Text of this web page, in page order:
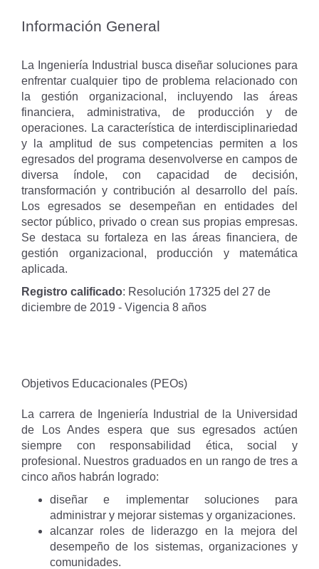
Información General
La Ingeniería Industrial busca diseñar soluciones para
enfrentar cualquier tipo de problema relacionado con
la gestión organizacional, incluyendo las áreas
financiera, administrativa, de producción y de
operaciones. La característica de interdisciplinariedad
y la amplitud de sus competencias permiten a los
egresados del programa desenvolverse en campos de
diversa índole, con capacidad de decisión,
transformación y contribución al desarrollo del país.
Los egresados se desempeñan en entidades del
sector público, privado o crean sus propias empresas.
Se destaca su fortaleza en las áreas financiera, de
gestión organizacional, producción y matemática
aplicada.
Registro calificado: Resolución 17325 del 27 de
diciembre de 2019 - Vigencia 8 años
Objetivos Educacionales (PEOs)
La carrera de Ingeniería Industrial de la Universidad
de Los Andes espera que sus egresados actúen
siempre con responsabilidad ética, social y
profesional. Nuestros graduados en un rango de tres a
cinco años habrán logrado:
diseñar e implementar soluciones para
administrar y mejorar sistemas y organizaciones.
alcanzar roles de liderazgo en la mejora del
desempeño de los sistemas, organizaciones y
comunidades.